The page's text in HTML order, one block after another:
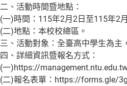
二、活動時間暨地點：
(一)時間：115年2月2日至115年2
(二)地點：本校校總區。
三、活動對象：全臺高中學生為主
四、詳細資訊暨報名方式：
(一)https://
(二)報名表單：https://forms.gle/